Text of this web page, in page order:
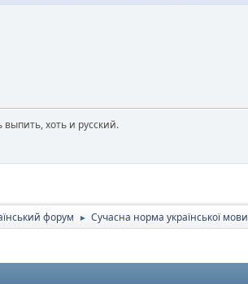
хоть и русский.
форум ► Сучасна норма української мови